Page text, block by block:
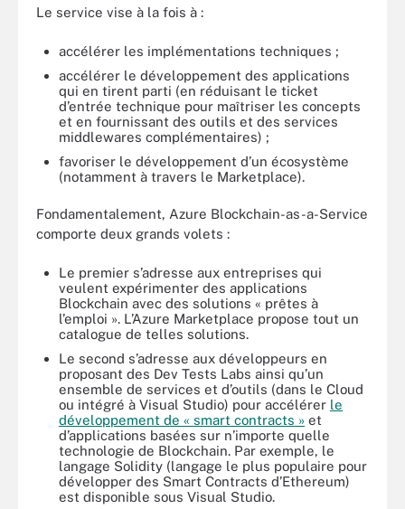
Le service vise à la fois à :
accélérer les implémentations techniques ;
accélérer le développement des applications
qui en tirent parti (en réduisant le ticket
d’entrée technique pour maîtriser les concepts
et en fournissant des outils et des services
middlewares complémentaires) ;
favoriser le développement d’un écosystème
(notamment à travers le Marketplace).
Fondamentalement, Azure Blockchain-as-a-Service
comporte deux grands volets :
Le premier s’adresse aux entreprises qui
veulent expérimenter des applications
Blockchain avec des solutions « prêtes à
l’emploi ». L’Azure Marketplace propose tout un
catalogue de telles solutions.
Le second s’adresse aux développeurs en
proposant des Dev Tests Labs ainsi qu’un
ensemble de services et d’outils (dans le Cloud
ou intégré à Visual Studio) pour accélérer le
développement de « smart contracts » et
d’applications basées sur n’importe quelle
technologie de Blockchain. Par exemple, le
langage Solidity (langage le plus populaire pour
développer des Smart Contracts d’Ethereum)
est disponible sous Visual Studio.